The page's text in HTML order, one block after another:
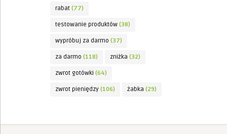
rabat (77)
testowanie produktów (38)
wypróbuj za darmo (37)
za darmo (118) zniżka (32)
zwrot gotówki (64)
zwrot pieniędzy (106) żabka (29)